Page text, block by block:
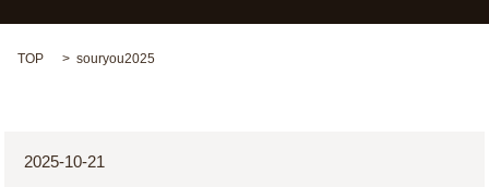
TOP souryou2025
2025-10-21